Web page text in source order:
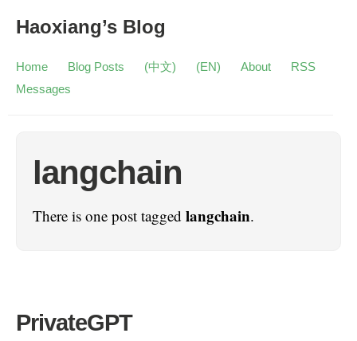
Haoxiang’s Blog
Home Blog Posts (中文) (EN) About
RSS
Messages
langchain
There is one post tagged langchain.
PrivateGPT